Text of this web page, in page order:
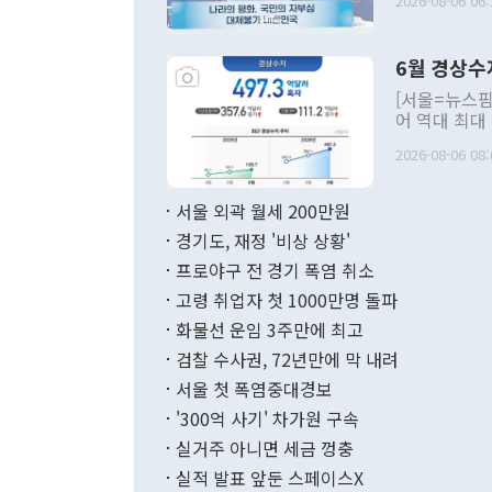
발언 중에는
주의적 희망
관의 대북
관 부처 장
관의 무리한
다. [정동영 통일부 장관이 지난달 23일 오후 서울 종로구 정부서울청사에
무너졌다고
함께 4자 대
6월 경상
[서울=뉴스
어 역대 최
료=한국은행] 한국은행이 6일 발표한 '2026년 6월 국제수지(잠정)'
며 월간 기
196.9% 급
수출은
2026-08-06
서울 외곽 월세 200만원
경기도, 재정 '비상 상황'
프로야구 전 경기 폭염 취소
고령 취업자 첫 1000만명 돌파
화물선 운임 3주만에 최고
검찰 수사권, 72년만에 막 내려
서울 첫 폭염중대경보
'300억 사기' 차가원 구속
실거주 아니면 세금 껑충
실적 발표 앞둔 스페이스X